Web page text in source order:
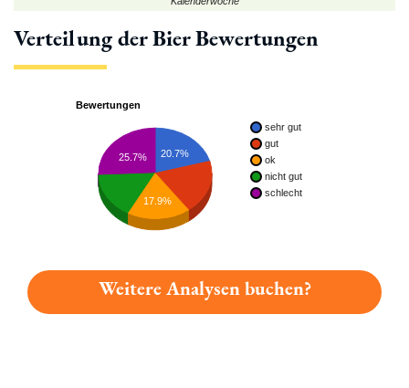
Verteilung der Bier Bewertungen
Bewertungen
sehr gut
gut
ok
nicht gut
schlecht
20.7%
25.7%
17.9%
Weitere Analysen buchen?